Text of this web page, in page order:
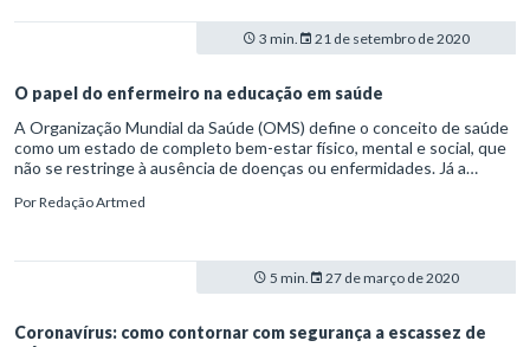
3 min. 21 de setembro de 2020
O papel do enfermeiro na educação em saúde
A Organização Mundial da Saúde (OMS) define o conceito de saúde
como um estado de completo bem-estar físico, mental e social, que
não se restringe à ausência de doenças ou enfermidades. Já a
desenvolvem na convivência humana e nas organizações sociais,
Federal de Enfermagem (COFEN), é exatamente combinar essas
duas atribuições. O profissional de enfermagem é o responsável
equipe multidisciplinar, ele é o profissional de saúde mais próximo do
PorRedação Artmed
5 min. 27 de março de 2020
Coronavírus: como contornar com segurança a escassez de